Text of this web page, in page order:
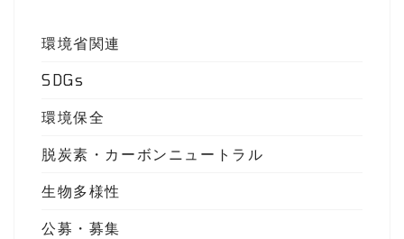
環境省関連
SDGs
環境保全
脱炭素・カーボンニュートラル
生物多様性
公募・募集